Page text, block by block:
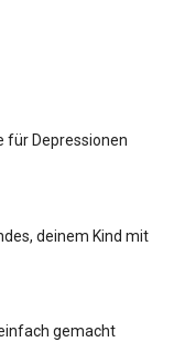
für Depressionen
deinem Kind mit
gemacht